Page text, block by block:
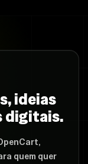
ideias
digitais.
quem quer